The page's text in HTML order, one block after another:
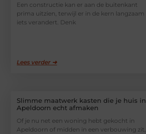
Een constructie kan er aan de buitenkant
prima uitzien, terwijl er in de kern langzaam
iets verandert. Denk
Lees verder ➜
Slimme maatwerk kasten die je huis in
Apeldoorn echt afmaken
Of je nu net een woning hebt gekocht in
Apeldoorn of midden in een verbouwing zit,